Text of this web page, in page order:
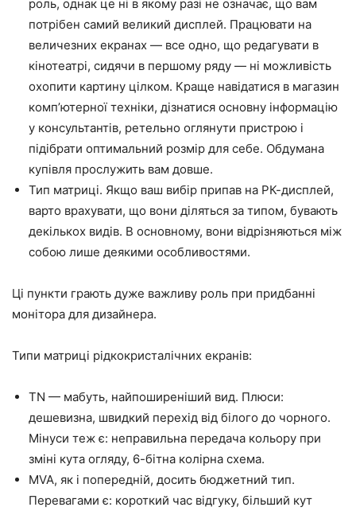
роль, однак це ні в якому разі не означає, що вам
потрібен самий великий дисплей. Працювати на
величезних екранах — все одно, що редагувати в
кінотеатрі, сидячи в першому ряду — ні можливість
охопити картину цілком. Краще навідатися в магазин
комп’ютерної техніки, дізнатися основну інформацію
у консультантів, ретельно оглянути пристрою і
підібрати оптимальний розмір для себе. Обдумана
купівля прослужить вам довше.
Тип матриці. Якщо ваш вибір припав на РК-дисплей,
варто врахувати, що вони діляться за типом, бувають
декількох видів. В основному, вони відрізняються між
собою лише деякими особливостями.
Ці пункти грають дуже важливу роль при придбанні
монітора для дизайнера.
Типи матриці рідкокристалічних екранів:
TN — мабуть, найпоширеніший вид. Плюси:
дешевизна, швидкий перехід від білого до чорного.
Мінуси теж є: неправильна передача кольору при
зміні кута огляду, 6-бітна колірна схема.
MVA, як і попередній, досить бюджетний тип.
Перевагами є: короткий час відгуку, більший кут